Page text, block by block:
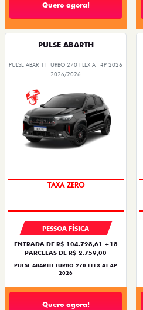
Quero agora!
PULSE ABARTH
PULSE ABARTH TURBO 270 FLEX AT 4P 2026
2026/2026
SAIA DE FIAT 0KM
PESSOA FÍSICA
ENTRADA DE R$ 104.728,61 +18
PARCELAS DE R$ 2.759,00
PULSE ABARTH TURBO 270 FLEX AT 4P
2026
Quero agora!